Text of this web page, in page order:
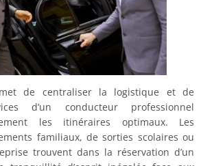
de centraliser la logistique et de
d’un conducteur professionnel
les itinéraires optimaux. Les
familiaux, de sorties scolaires ou
trouvent dans la réservation d’un